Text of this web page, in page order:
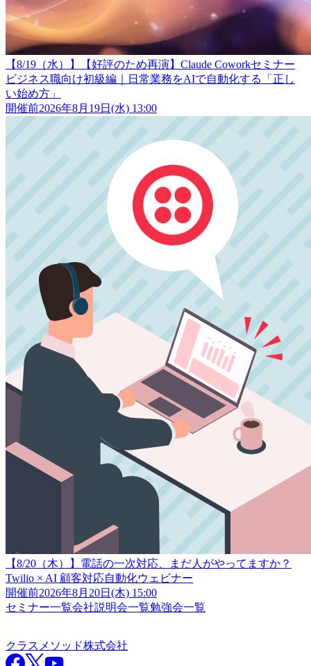
【8/19（水）】【好評のため再演】Claude Coworkセミナー
ビジネス職向け初級編｜日常業務をAIで自動化する「正し
い始め方」
開催前2026年8月19日(水) 13:00
【8/20（木）】電話の一次対応、まだ人がやってますか？
Twilio × AI 顧客対応自動化ウェビナー
開催前2026年8月20日(木) 15:00
セミナー一覧会社説明会一覧勉強会一覧
クラスメソッド株式会社
Facebook
X YouTube